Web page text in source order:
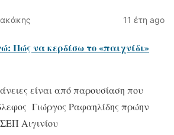
11 έτη ago
Πώς να κερδίσω το «παιχνίδι»
είναι από παρουσίαση που
Γιώργος Ραφαηλίδης πρώην
Αιγινίου